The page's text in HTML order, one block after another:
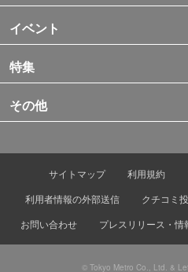
イベント
特集
その他
サイトマップ 利用規約
利用者情報の外部送信
クチコミ
お問い合わせ
プレスリリース・情
© Tokyo Metro Co., Ltd. &